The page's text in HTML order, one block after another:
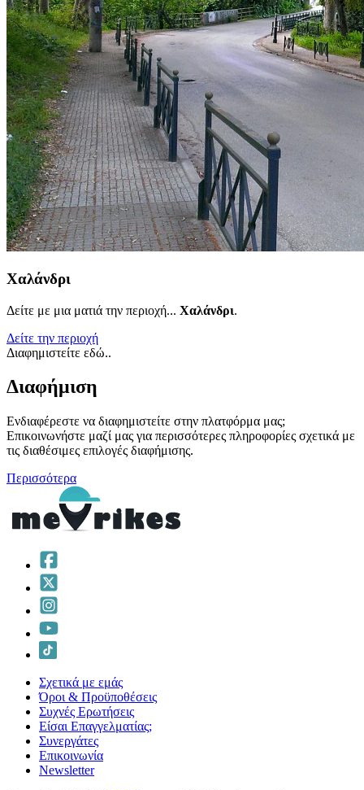
Χαλάνδρι
Δείτε με μια ματιά την περιοχή... Χαλάνδρι.
Δείτε την περιοχή
Διαφημιστείτε εδώ..
Διαφήμιση
Ενδιαφέρεστε να διαφημιστείτε στην πλατφόρμα μας;
Επικοινωνήστε μαζί μας για περισσότερες πληροφορίες σχετικά με
τις διαθέσιμες επιλογές διαφήμισης.
Περισσότερα
Σχετικά με εμάς
Όροι & Προϋποθέσεις
Συχνές Ερωτήσεις
Είσαι Επαγγελματίας;
Συνεργάτες
Επικοινωνία
Νewsletter